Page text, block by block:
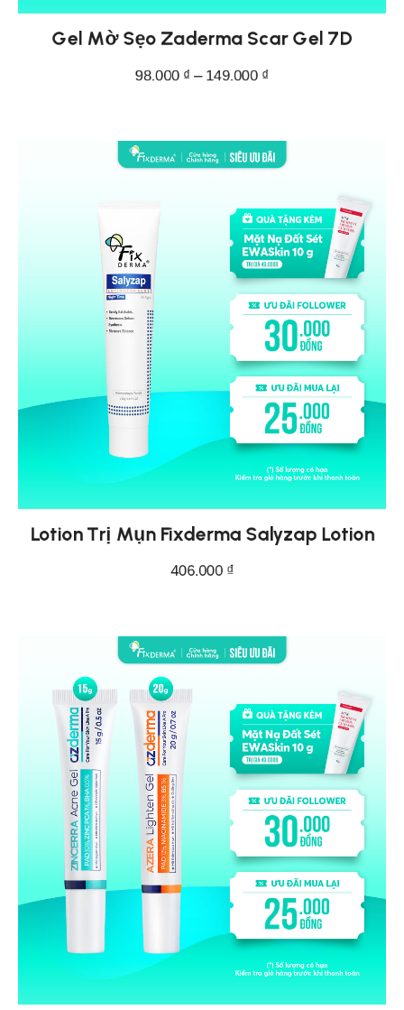
Gel Mờ Sẹo Zaderma Scar Gel 7D
98.000 ₫ – 149.000 ₫
Lotion Trị Mụn Fixderma Salyzap Lotion
406.000 ₫